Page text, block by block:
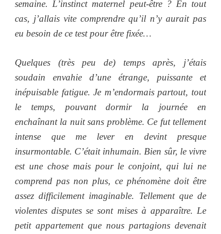
semaine. L’instinct maternel peut-être ? En tout
cas, j’allais vite comprendre qu’il n’y aurait pas
eu besoin de ce test pour être fixée…
Quelques (très peu de) temps après, j’étais
soudain envahie d’une étrange, puissante et
inépuisable fatigue. Je m’endormais partout, tout
le temps, pouvant dormir la journée en
enchaînant la nuit sans problème. Ce fut tellement
intense que me lever en devint presque
insurmontable. C’était inhumain. Bien sûr, le vivre
est une chose mais pour le conjoint, qui lui ne
comprend pas non plus, ce phénomène doit être
assez difficilement imaginable. Tellement que de
violentes disputes se sont mises à apparaître. Le
petit appartement que nous partagions devenait